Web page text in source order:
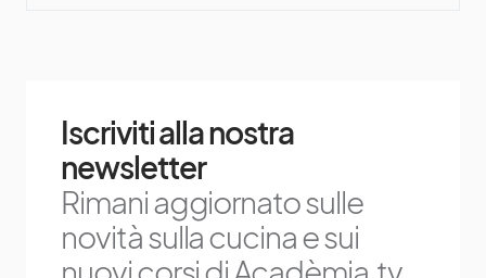
Iscriviti alla nostra
newsletter
Rimani aggiornato sulle
novità sulla cucina e sui